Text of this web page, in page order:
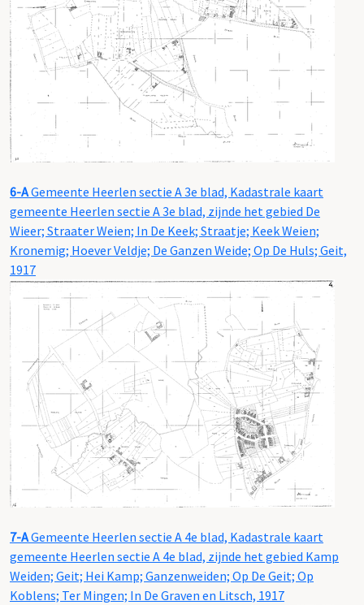
6-AGemeente Heerlen sectie A 3e blad, Kadastrale kaart
gemeente Heerlen sectie A 3e blad, zijnde het gebied De
Wieer; Straater Weien; In De Keek; Straatje; Keek Weien;
Kronemig; Hoever Veldje; De Ganzen Weide; Op De Huls; Geit,
1917
7-AGemeente Heerlen sectie A 4e blad, Kadastrale kaart
gemeente Heerlen sectie A 4e blad, zijnde het gebied Kamp
Weiden; Geit; Hei Kamp; Ganzenweiden; Op De Geit; Op
Koblens; Ter Mingen; In De Graven en Litsch, 1917